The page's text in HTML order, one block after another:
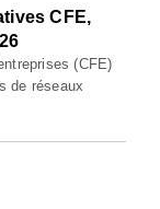
CFE,
(CFE)
de réseaux